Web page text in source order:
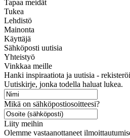
Tapaa meidät
Tukea
Lehdistö
Mainonta
Käyttäjä
Sähköposti uutisia
Yhteistyö
Vinkkaa meille
Hanki inspiraatiota ja uutisia -
Uutiskirje, jonka todella haluat lukea.
Mikä on sähköpostiosoitteesi?
Liity meihin
Olemme vastaanottaneet